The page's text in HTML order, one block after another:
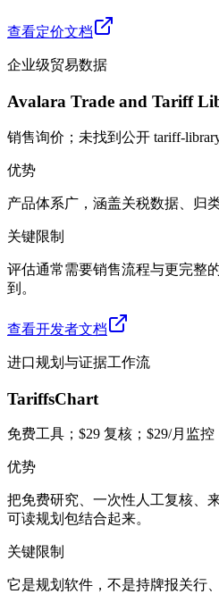
查看定价文档
企业级贸易数据
Avalara Trade and Tariff
销售询价；未找到公开 tariff-
优势
产品体系广，涵盖关税数据、归
关键限制
评估通常需要销售流程与更完整
到。
查看开发者文档
进口规划与证据工作流
TariffsChart
免费工具；$29 复核；$29/月监控
优势
把免费研究、一次性人工复核、
可读规划包结合起来。
关键限制
它是规划软件，不是持牌报关行